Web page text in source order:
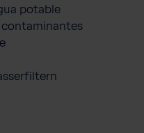
potable
contaminantes